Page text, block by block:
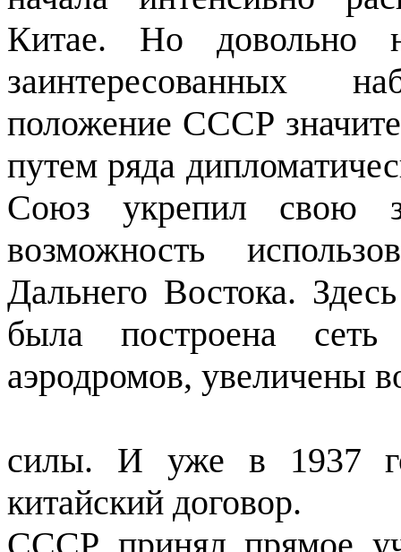
Китае. Но довольно
заинтересован­ных
положе­ние СССР
путем ряда
Союз укрепил свою
возможность
Дальнего Востока.
была построена сеть
аэродромов, увеличены
силы. И уже в 1937
китайский договор.